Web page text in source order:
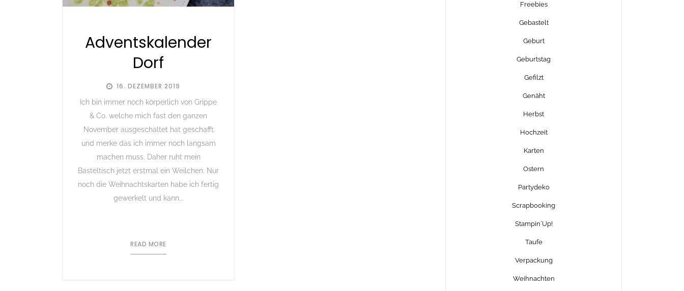
16. DEZEMBER 2019
Adventskalender
Dorf
Ich bin immer noch körperlich von Grippe
& Co. welche mich fast den ganzen
November ausgeschaltet hat geschafft
und merke das ich immer noch langsam
machen muss. Daher ruht mein
Basteltisch jetzt erstmal ein Weilchen. Nur
noch die Weihnachtskarten habe ich fertig
gewerkelt und kann...
READ MORE
Freebies
Gebastelt
Geburt
Geburtstag
Gefilzt
Genäht
Herbst
Hochzeit
Karten
Ostern
Partydeko
Scrapbooking
Stampin´Up!
Taufe
Verpackung
Weihnachten